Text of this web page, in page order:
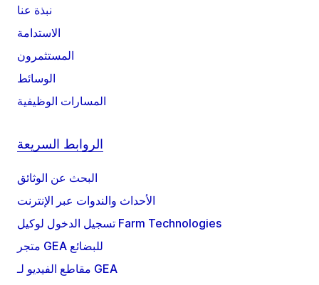
نبذة عنا
الاستدامة
المستثمرون
الوسائط
المسارات الوظيفية
الروابط السريعة
البحث عن الوثائق
الأحداث والندوات عبر الإنترنت
تسجيل الدخول لوكيل Farm Technologies
متجر GEA للبضائع
مقاطع الفيديو لـ GEA